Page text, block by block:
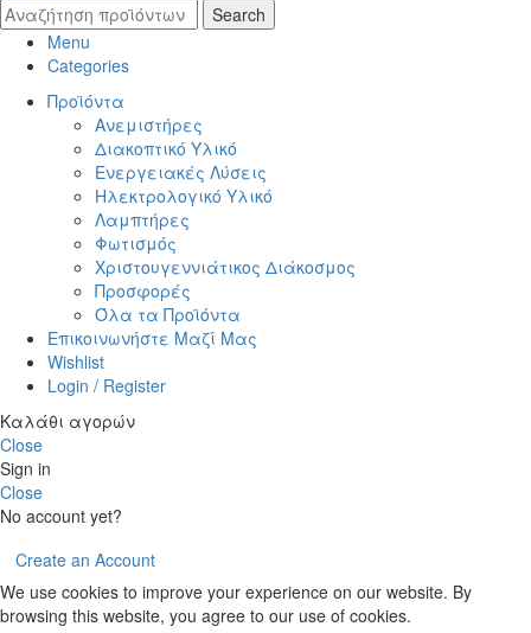
Search
Menu
Categories
Προϊόντα
Ανεμιστήρες
Διακοπτικό Υλικό
Ενεργειακές Λύσεις
Ηλεκτρολογικό Υλικό
Λαμπτήρες
Φωτισμός
Χριστουγεννιάτικος Διάκοσμος
Προσφορές
Όλα τα Προϊόντα
Επικοινωνήστε Μαζί Μας
Wishlist
Login / Register
Καλάθι αγορών
Close
Sign in
Close
No account yet?
Create an Account
We use cookies to improve your experience on our website. By
browsing this website, you agree to our use of cookies.